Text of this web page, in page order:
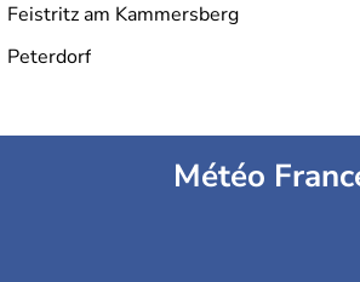
Feistritz am Kammersberg
Peterdorf
Météo